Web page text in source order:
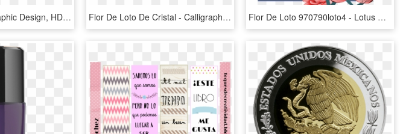
#flor De Loto - Graphic Design, HD Png Download Flor De Loto De Cristal - Calligraphy, HD Png Download Flor De Loto 970790loto4 - Lotus Flower, HD Png Download